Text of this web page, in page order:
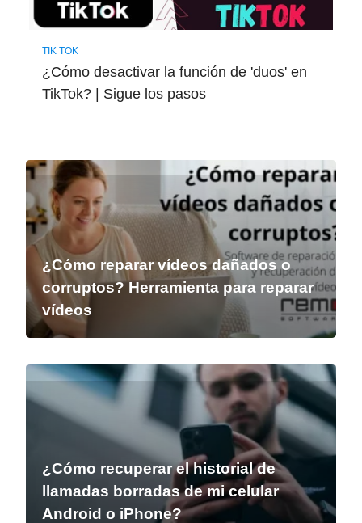
TIK TOK
¿Cómo desactivar la función de 'duos' en
TikTok? | Sigue los pasos
¿Cómo reparar vídeos dañados o
corruptos? Herramienta para reparar
vídeos
¿Cómo recuperar el historial de
llamadas borradas de mi celular
Android o iPhone?